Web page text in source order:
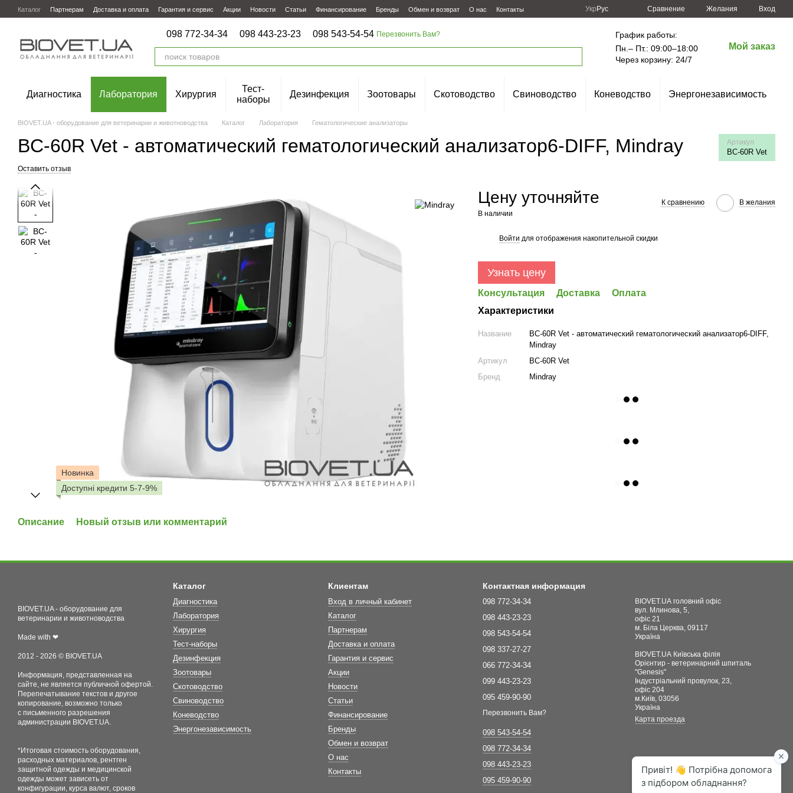
Перейти к основному контенту
Каталог Партнерам Доставка и оплата Гарантия и сервис Акции Новости Статьи Финансирование Бренды Обмен и возврат О нас Контакты Укр Рус Сравнение Желания Вход
098 772-34-34 098 443-23-23 098 543-54-54 Перезвонить Вам?
График работы:
Пн.– Пт.: 09:00–18:00
Через корзину: 24/7
Мой заказ
Диагностика Лаборатория Хирургия
Тест-
наборы
Дезинфекция Зоотовары Скотоводство Свиноводство Коневодство Энергонезависимость
BIOVET.UA - оборудование для ветеринарии и животноводства Каталог Лаборатория Гематологические анализаторы
ВC-60R Vet - автоматический гематологический анализатор6-DIFF, Mindray Артикул
ВC-60R Vet
Оставить отзыв
Новинка
Доступні кредити 5-7-9%
Описание Новый отзыв или комментарий
Цену уточняйте
В наличии
К сравнению В желания
Войти для отображения накопительной скидки
Узнать цену
Консультация Доставка
Оплата
Характеристики
Название
ВC-60R Vet - автоматический гематологический анализатор6-DIFF,
Mindray
Артикул
ВC-60R Vet
Бренд
Mindray
BIOVET.UA - оборудование для
ветеринарии и животноводства
Made with ❤
2012 - 2026 © BIOVET.UA
Информация, представленная на
сайте, не является публичной офертой.
Перепечатывание текстов и другое
копирование, возможно только
с письменного разрешения
администрации BIOVET.UA.
*Итоговая стоимость оборудования,
расходных материалов, рентген
защитной одежды и медицинской
одежды может зависеть от
конфигурации, курса валют, сроков
Каталог
Диагностика
Лаборатория
Хирургия
Тест-наборы
Дезинфекция
Зоотовары
Скотоводство
Свиноводство
Коневодство
Энергонезависимость
Клиентам
Вход в личный кабинет
Каталог
Партнерам
Доставка и оплата
Гарантия и сервис
Акции
Новости
Статьи
Финансирование
Бренды
Обмен и возврат
О нас
Контакты
Контактная информация
098 772-34-34
098 443-23-23
098 543-54-54
098 337-27-27
066 772-34-34
099 443-23-23
095 459-90-90
Перезвонить Вам?
098 543-54-54
098 772-34-34
098 443-23-23
095 459-90-90
BIOVET.UA головний офіс
вул. Млинова, 5,
офіс 21
м. Біла Церква, 09117
Україна
BIOVET.UA Київська філія
Орієнтир - ветеринарний шпиталь
"Genesis"
Індустріальний провулок, 23,
офіс 204
м.Київ, 03056
Україна
Карта проезда